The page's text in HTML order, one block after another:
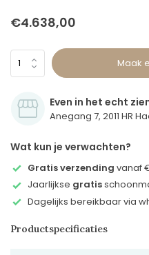
€4.638,00
Maak
Even in het echt
Anegang 7, 2011 HR
Wat kun je verwachten?
Gratis verzending vanaf
Jaarlijkse gratis
Dagelijks bereikbaar via
Productspecificaties